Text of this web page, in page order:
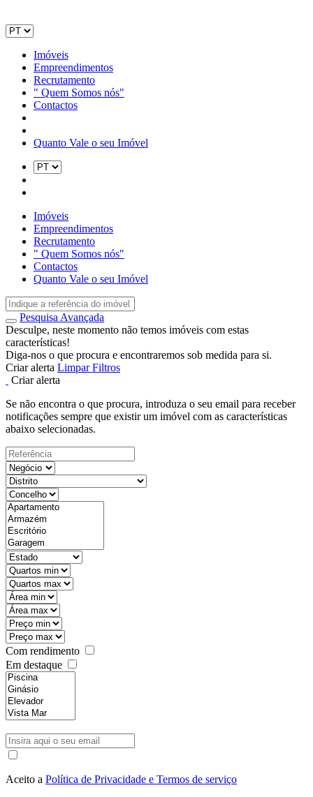
Imóveis
Empreendimentos
Recrutamento
" Quem Somos nós"
Contactos
Quanto Vale o seu Imóvel
Imóveis
Empreendimentos
Recrutamento
" Quem Somos nós"
Contactos
Quanto Vale o seu Imóvel
Pesquisa Avançada
Desculpe, neste momento não temos imóveis com estas
características!
Diga-nos o que procura e encontraremos sob medida para si.
Criar alerta Limpar Filtros
Criar alerta
Se não encontra o que procura, introduza o seu email para receber
notificações sempre que existir um imóvel com as características
abaixo selecionadas.
Com rendimento
Em destaque
Aceito a Política de Privacidade e Termos de serviço